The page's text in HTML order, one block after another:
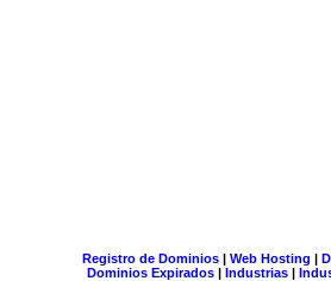
Registro de Dominios| Web Hosting |
Dominios Expirados | Industrias |